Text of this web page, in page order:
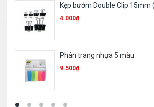
Ruột bút 023
1.000₫
Bút sơn Toyo 101
11.300